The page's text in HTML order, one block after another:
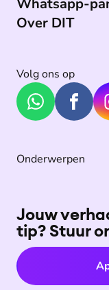
Whatsapp-
Over DIT
Volg ons op
Onderwerpen
Jouw
tip? Stuur